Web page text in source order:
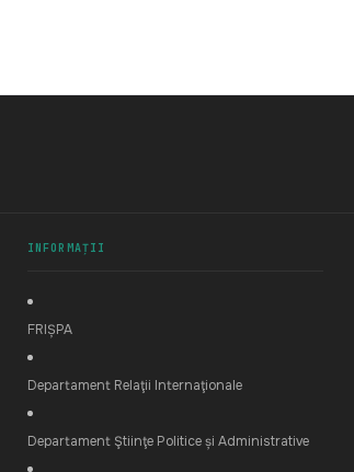
INFORMAȚII
FRIȘPA
Departament Relaţii Internaţionale
Departament Ştiinţe Politice și Administrative